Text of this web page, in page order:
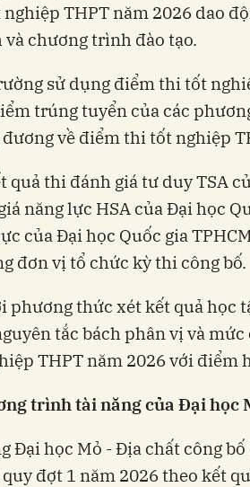
THPT năm 2026 dao
và chương trình đào tạo.
sử dụng điểm thi tốt
trúng tuyển của các
về điểm thi tốt nghiệp
quả thi đánh giá tư duy TSA
năng lực HSA của Đại học
của Đại học Quốc gia
đơn vị tổ chức kỳ thi công bố.
phương thức xét kết quả học
tắc bách phân vị và
THPT năm 2026 với điểm
trình tài năng của Đại học
Đại học Mỏ - Địa chất công
đợt 1 năm 2026 theo kết